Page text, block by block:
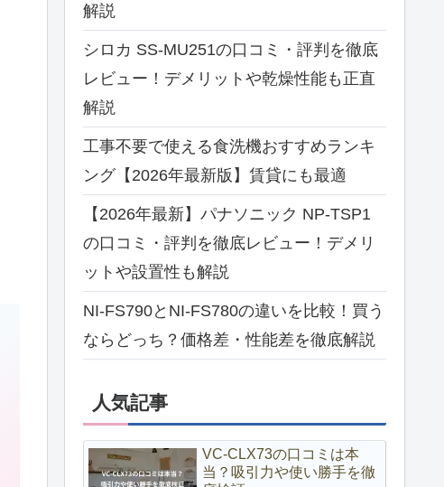
解説
シロカ SS-MU251の口コミ・評判を徹底
レビュー！デメリットや乾燥性能も正直
解説
工事不要で使える食洗機おすすめランキ
ング【2026年最新版】賃貸にも最適
【2026年最新】パナソニック NP-TSP1
の口コミ・評判を徹底レビュー！デメリ
ットや設置性も解説
NI-FS790とNI-FS780の違いを比較！買う
ならどっち？価格差・性能差を徹底解説
人気記事
VC-CLX73の口コミは本
当？吸引力や使い勝手を徹